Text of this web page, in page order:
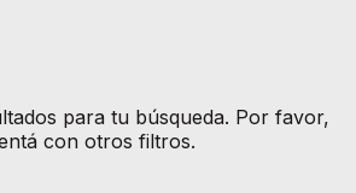
para tu búsqueda. Por favor,
con otros filtros.